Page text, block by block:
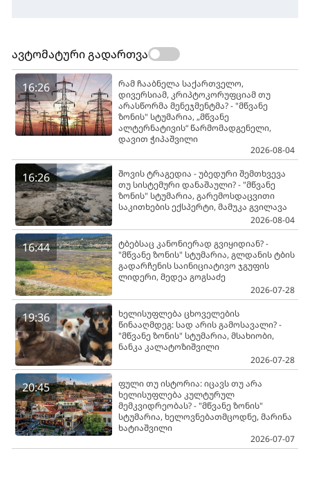
ავტომატური გადართვა
16:26
რამ ჩააბნელა საქართველო,
დივერსიამ, კრიპტოკორუფციამ თუ
არასწორმა მენეჯმენტმა? - "მწვანე
ზონის" სტუმარია, „მწვანე
ალტერნატივის“ წარმომადგენელი,
დავით ჭიპაშვილი
2026-08-04
16:26
შოვის ტრაგედია - უბედური შემთხვევა
თუ სისტემური დანაშაული? - "მწვანე
ზონის" სტუმარია, გარემოსდაცვითი
საკითხების ექსპერტი, მამუკა გვილავა
2026-08-04
16:44
ტბებსაც კანონიერად გვიყიდიან? -
"მწვანე ზონის" სტუმარია, გლდანის ტბის
გადარჩენის საინიციატივო ჯგუფის
ლიდერი, მედეა გოგსაძე
2026-07-28
19:36
ხელისუფლება ცხოველების
წინააღმდეგ: სად არის გამოსავალი? -
"მწვანე ზონის" სტუმარია, მსახიობი,
ნანკა კალატოზიშვილი
2026-07-28
20:45
ფული თუ ისტორია: იცავს თუ არა
ხელისუფლება კულტურულ
მემკვიდრეობას? - "მწვანე ზონის"
სტუმარია, ხელოვნებათმცოდნე, მარინა
ხატიაშვილი
2026-07-07